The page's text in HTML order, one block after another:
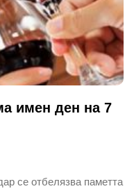
имен ден на 7
се отбелязва паметта